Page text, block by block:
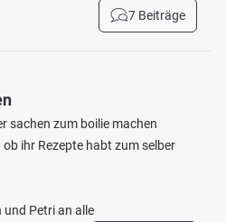
7 Beiträge
sachen zum boilie machen
ihr Rezepte habt zum selber
Petri an alle